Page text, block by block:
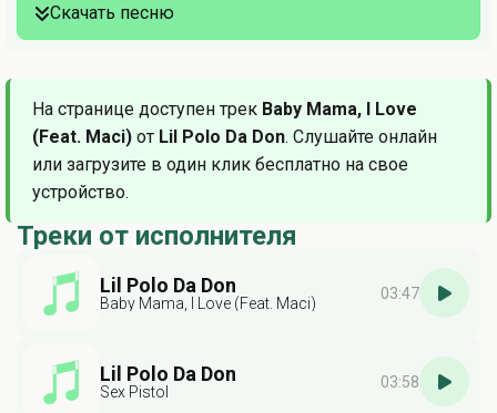
Скачать песню
На странице доступен трек Baby Mama, I Love
(Feat. Maci) от Lil Polo Da Don. Слушайте онлайн
или загрузите в один клик бесплатно на свое
устройство.
Треки от исполнителя
Lil Polo Da Don
Baby Mama, I Love (Feat. Maci)
03:47
Lil Polo Da Don
Sex Pistol
03:58